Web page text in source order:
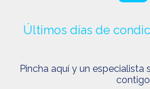
Últimos días de
Pincha aquí y un
contigo